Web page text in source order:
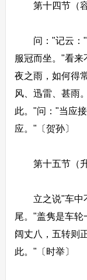
第十四节（容
问："记云："
服冠而坐。"看
夜之雨，如何得
风、迅雷、甚雨
此。"问："当应
应。"〔贺孙〕
第十五节（升
立之说"车中不
尾。"盖隽是车轮
阔丈八，五转则
此。"〔时举〕